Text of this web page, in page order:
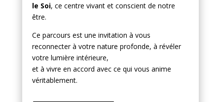
le Soi, ce centre vivant et conscient de notre
être.
Ce parcours est une invitation à vous
reconnecter à votre nature profonde, à révéler
votre lumière intérieure,
et à vivre en accord avec ce qui vous anime
véritablement.